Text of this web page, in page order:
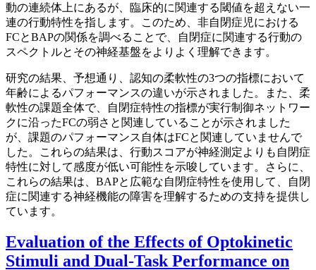
動の連続体上にあるが、臨床的に関連する閾値を超えない一
連の行動特性を指します。このため、非自閉症児における
FCとBAPの関係を調べることで、自閉症に関連する行動の
スペクトルとその神経基盤をよりよく理解できます。
研究の結果、予想通り、認知の柔軟性の3つの指標において
年齢によるパフォーマンスの違いが示されました。また、柔
軟性の課題全体で、自閉症特性の指標が実行制御ネットワー
クに沿ったFCの弱さと関連していることが示されました
が、課題のパフォーマンス自体はFCと関連していませんで
した。これらの結果は、行動スコアが神経測定よりも自閉症
特性に対して感度が低い可能性を示唆しています。さらに、
これらの結果は、BAPと広範な自閉症特性を使用して、自閉
症に関連する神経機能の障害を理解するための支持を提供し
ています。
Evaluation of the Effects of Optokinetic
Stimuli and Dual-Task Performance on